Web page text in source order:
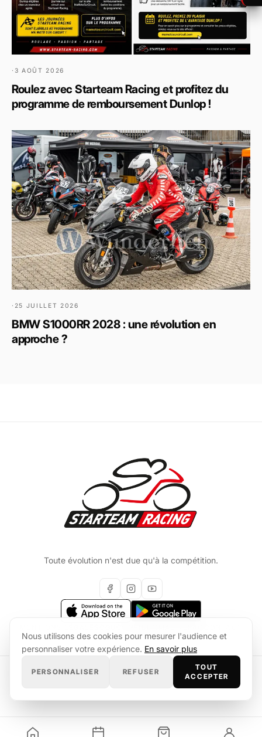
· 3 AOÛT 2026
Roulez avec Starteam Racing et profitez du
programme de remboursement Dunlop !
· 25 JUILLET 2026
BMW S1000RR 2028 : une révolution en
approche ?
Toute évolution n'est due qu'à la compétition.
© 2026 Starteam Racing
Nous utilisons des cookies pour mesurer l'audience et
personnaliser votre expérience. En savoir plus
PERSONNALISER REFUSER
TOUT
ACCEPTER